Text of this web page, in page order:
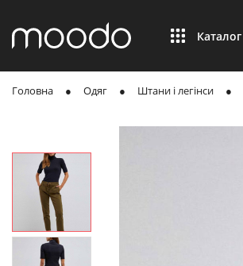
Головна Одяг Штани і легінси